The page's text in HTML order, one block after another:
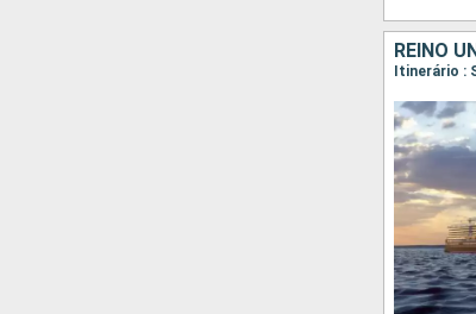
REINO
Itinerário :